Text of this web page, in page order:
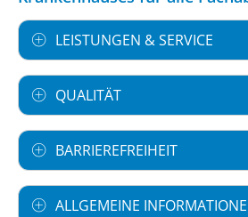
LEISTUNGEN & SERVICE
QUALITÄT
BARRIEREFREIHEIT
ALLGEMEINE